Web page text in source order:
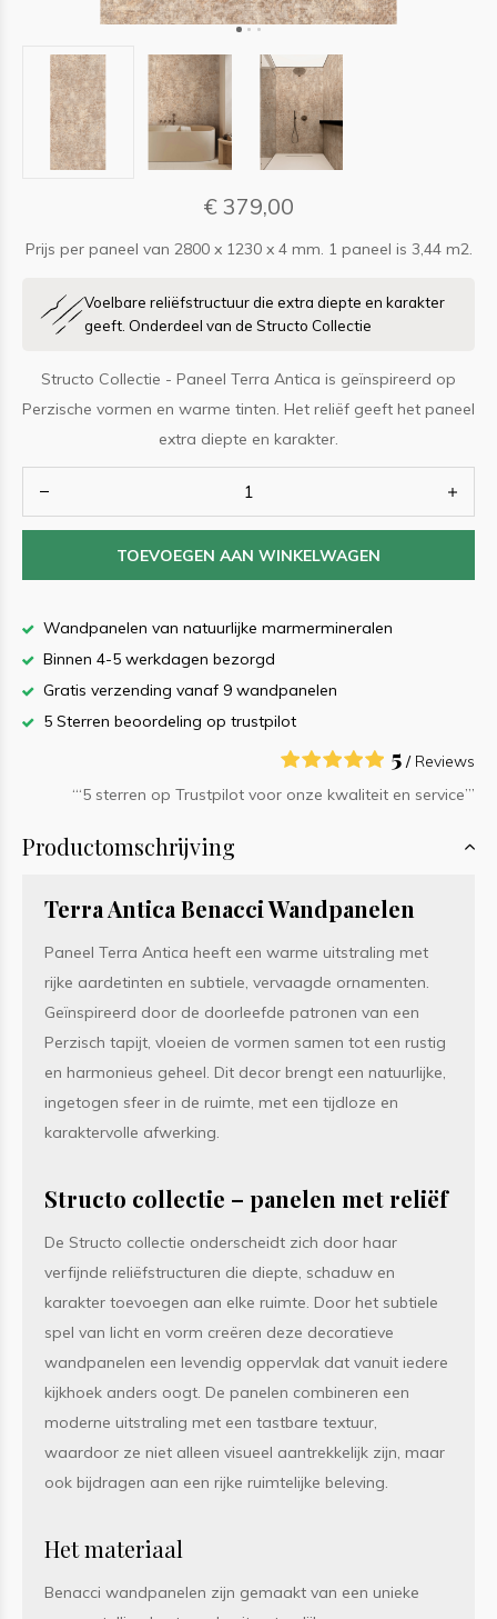
€ 379,00
Prijs per paneel van 2800 x 1230 x 4 mm. 1 paneel is 3,44 m2.
Voelbare reliëfstructuur die extra diepte en karakter
geeft. Onderdeel van de Structo Collectie
Structo Collectie - Paneel Terra Antica is geïnspireerd op
Perzische vormen en warme tinten. Het reliëf geeft het paneel
extra diepte en karakter.
TOEVOEGEN AAN WINKELWAGEN
Wandpanelen van natuurlijke marmermineralen
Binnen 4-5 werkdagen bezorgd
Gratis verzending vanaf 9 wandpanelen
5 Sterren beoordeling op trustpilot
5 / Reviews
‘“5 sterren op Trustpilot voor onze kwaliteit en service”’
Productomschrijving
Terra Antica Benacci Wandpanelen
Paneel Terra Antica heeft een warme uitstraling met
rijke aardetinten en subtiele, vervaagde ornamenten.
Geïnspireerd door de doorleefde patronen van een
Perzisch tapijt, vloeien de vormen samen tot een rustig
en harmonieus geheel. Dit decor brengt een natuurlijke,
ingetogen sfeer in de ruimte, met een tijdloze en
karaktervolle afwerking.
Structo collectie – panelen met reliëf
De Structo collectie onderscheidt zich door haar
verfijnde reliëfstructuren die diepte, schaduw en
karakter toevoegen aan elke ruimte. Door het subtiele
spel van licht en vorm creëren deze decoratieve
wandpanelen een levendig oppervlak dat vanuit iedere
kijkhoek anders oogt. De panelen combineren een
moderne uitstraling met een tastbare textuur,
waardoor ze niet alleen visueel aantrekkelijk zijn, maar
ook bijdragen aan een rijke ruimtelijke beleving.
Het materiaal
Benacci wandpanelen zijn gemaakt van een unieke